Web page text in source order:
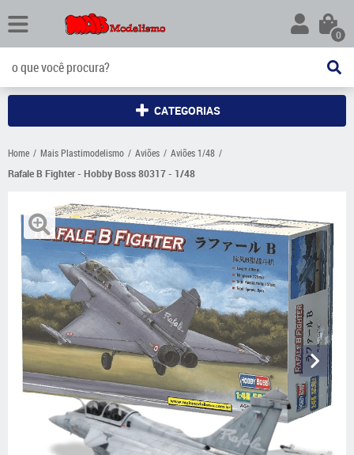
0
CATEGORIAS
Home Mais Plastimodelismo Aviões
Aviões 1/48
Rafale B Fighter - Hobby Boss 80317 - 1/48